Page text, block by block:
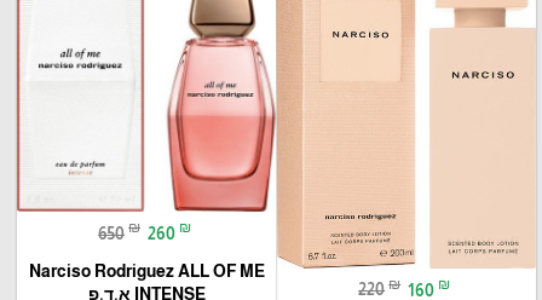
220 ₪ 160 ₪
650 ₪ 260 ₪
Narciso Rodriguez ALL OF ME
INTENSE א.ד.פ